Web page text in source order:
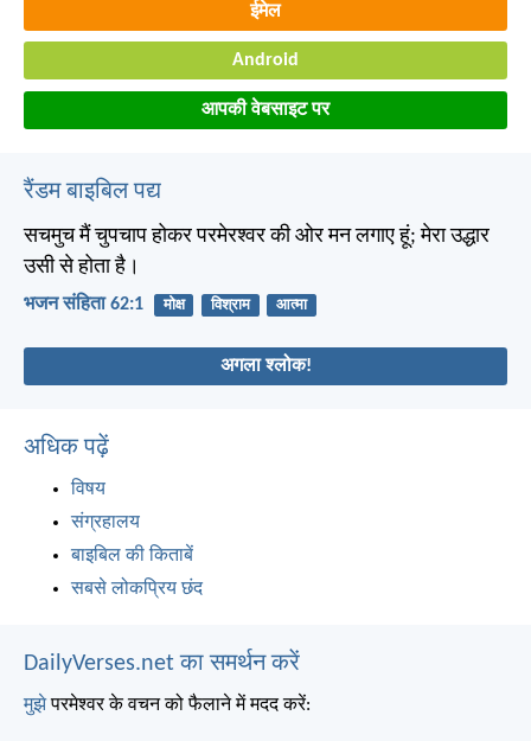
ईमेल
Android
आपकी वेबसाइट पर
रैंडम बाइबिल पद्य
सचमुच मैं चुपचाप होकर परमेरश्वर की ओर मन लगाए हूं; मेरा उद्धार
उसी से होता है।
भजन संहिता 62:1 मोक्ष विश्राम आत्मा
अगला श्लोक!
अधिक पढ़ें
विषय
संग्रहालय
बाइबिल की किताबें
सबसे लोकप्रिय छंद
DailyVerses.net का समर्थन करें
मुझेपरमेश्वर के वचन को फैलाने में मदद करें: